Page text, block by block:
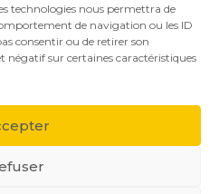
technologies nous permettra de
de navigation ou les ID
consentir ou de retirer son
sur certaines caractéristiques